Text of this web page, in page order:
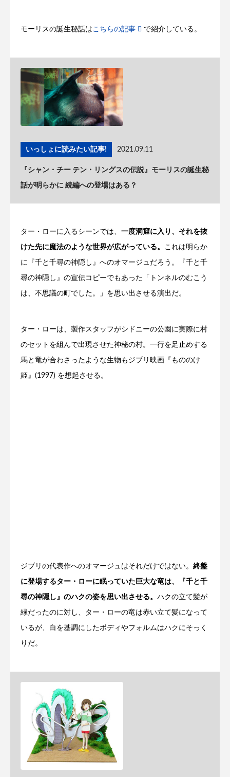
モーリスの誕生秘話はこちらの記事 で紹介している。
いっしょに読みたい記事! 2021.09.11
『シャン・チー テン・リングスの伝説』モーリスの誕生秘
話が明らかに 続編への登場はある？
ター・ローに入るシーンでは、 一度洞窟に入り、それを抜
けた先に魔法のような世界が広がっている。 これは明らか
に『千と千尋の神隠し』へのオマージュだろう。『千と千
尋の神隠し』の宣伝コピーでもあった「トンネルのむこう
は、不思議の町でした。」を思い出させる演出だ。
ター・ローは、製作スタッフがシドニーの公園に実際に村
のセットを組んで出現させた神秘の村。一行を足止めする
馬と竜が合わさったような生物もジブリ映画『もののけ
姫』(1997) を想起させる。
ジブリの代表作へのオマージュはそれだけではない。 終盤
に登場するター・ローに眠っていた巨大な竜は、『千と千
尋の神隠し』のハクの姿を思い出させる。 ハクの立て髪が
緑だったのに対し、ター・ローの竜は赤い立て髪になって
いるが、白を基調にしたボディやフォルムはハクにそっく
りだ。